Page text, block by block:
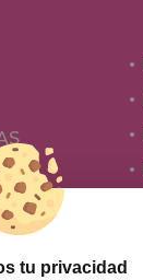
tu privacidad